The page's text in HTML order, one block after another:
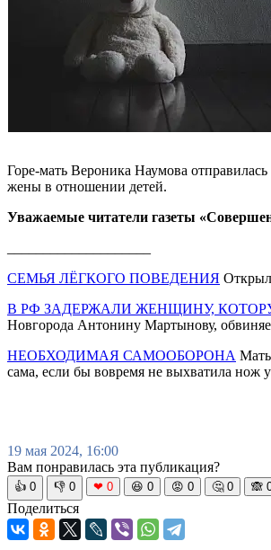
Горе-мать Вероника Наумова
жены в отношении детей.
Уважаемые читатели газеты
СЕМЬЯ ЛЁГКОГО ПОВЕДЕНИЯ
В РФ ЗАДЕРЖАЛИ ЖЕНЩИНУ,
Новгорода Антонину Мартынову,
НЕОБХОДИМАЯ САМООБОРОНА Мать
сама, если бы вовремя не выхватила
19 мая 2024, 16:00
Вам понравилась эта публикация?
👍 0 👎 0 ❤ 0 😆 0 😡 0 🤔 0 🙈
Поделиться